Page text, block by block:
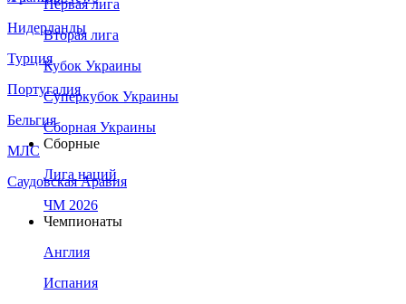
Нидерланды
Турция
Португалия
Бельгия
МЛС
Саудовская Аравия
Первая лига
Вторая лига
Кубок Украины
Суперкубок Украины
Сборная Украины
Сборные
Лига наций
ЧМ 2026
Чемпионаты
Англия
Испания